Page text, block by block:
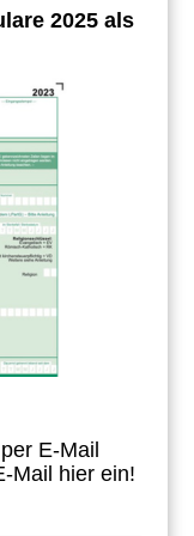
2025 als
E-Mail
Mail hier ein!